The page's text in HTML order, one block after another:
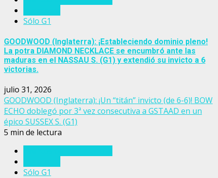
Sólo G1
GOODWOOD (Inglaterra): ¡Estableciendo dominio pleno!
La potra DIAMOND NECKLACE se encumbró ante las
maduras en el NASSAU S. (G1) y extendió su invicto a 6
victorias.
julio 31, 2026
GOODWOOD (Inglaterra): ¡Un “titán” invicto (de 6-6)! BOW
ECHO doblegó por 3ª vez consecutiva a GSTAAD en un
épico SUSSEX S. (G1)
5 min de lectura
Sólo G1